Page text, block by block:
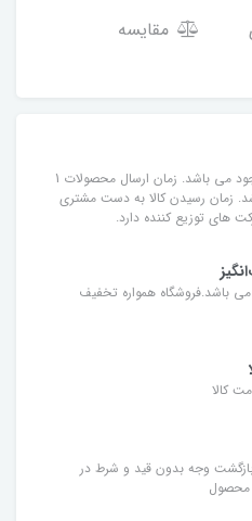
مقایسه
تمامی محصولات موجود می باشد. زمان ارسال محصولات 1
باشد. زمان رسیدن کالا به دست مشتری
های توزیع کننده دارد.
باشد.فروشگاه همواره تخفیف
کالا
وجه بدون قید و شرط در